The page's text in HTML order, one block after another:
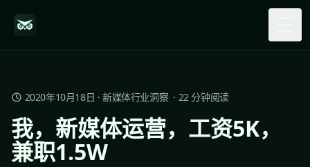
2020年10月18日 ·新媒体行业洞察· 22分钟阅读
我，新媒体运营，工资5K，
兼职1.5W